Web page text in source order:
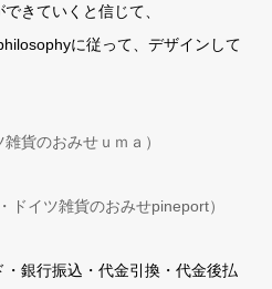
きていくと信じて、
に従って、デザインして
貨のおみせｕｍａ）
ドイツ雑貨のおみせpineport）
銀行振込・代金引換・代金後払